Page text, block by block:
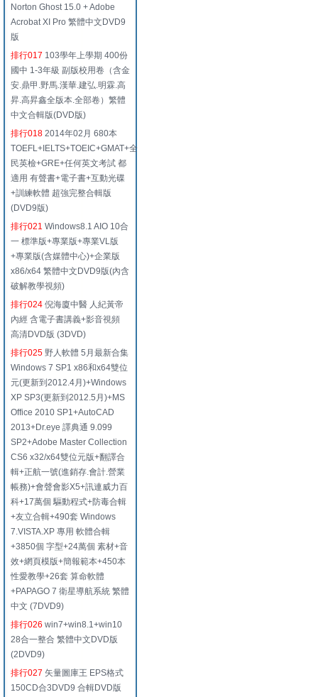
Norton Ghost 15.0 + Adobe
Acrobat XI Pro 繁體中文DVD9
版
排行017 103學年上學期 400份
國中 1-3年級 副版校用卷（含金
安.鼎甲.野馬.漢華.建弘.明霖.高
昇.高昇鑫全版本.全部卷）繁體
中文合輯版(DVD版)
排行018 2014年02月 680本
TOEFL+IELTS+TOEIC+GMAT+全
民英檢+GRE+任何英文考試 都
適用 有聲書+電子書+互動光碟
+訓練軟體 超強完整合輯版
(DVD9版)
排行021 Windows8.1 AIO 10合
一 標準版+專業版+專業VL版
+專業版(含媒體中心)+企業版
x86/x64 繁體中文DVD9版(內含
破解教學視頻)
排行024 倪海廈中醫 人紀黃帝
內經 含電子書講義+影音視頻
高清DVD版 (3DVD)
排行025 野人軟體 5月最新合集
Windows 7 SP1 x86和x64雙位
元(更新到2012.4月)+Windows
XP SP3(更新到2012.5月)+MS
Office 2010 SP1+AutoCAD
2013+Dr.eye 譯典通 9.099
SP2+Adobe Master Collection
CS6 x32/x64雙位元版+翻譯合
輯+正航一號(進銷存.會計.營業
帳務)+會聲會影X5+訊連威力百
科+17萬個 驅動程式+防毒合輯
+友立合輯+490套 Windows
7.VISTA.XP 專用 軟體合輯
+3850個 字型+24萬個 素材+音
效+網頁模版+簡報範本+450本
性愛教學+26套 算命軟體
+PAPAGO 7 衛星導航系統 繁體
中文 (7DVD9)
排行026 win7+win8.1+win10
28合一整合 繁體中文DVD版
(2DVD9)
排行027 矢量圖庫王 EPS格式
150CD合3DVD9 合輯DVD版